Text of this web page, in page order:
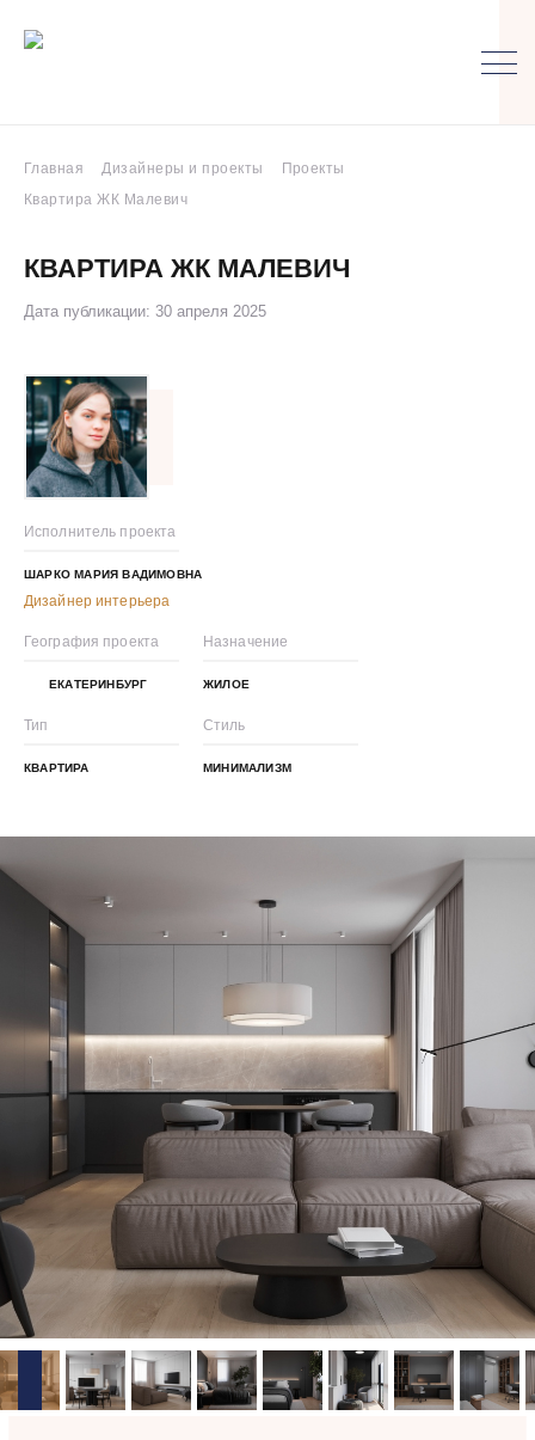
Главная Дизайнеры и проекты
Проекты
Квартира ЖК Малевич
КВАРТИРА ЖК МАЛЕВИЧ
Дата публикации: 30 апреля 2025
Исполнитель проекта
ШАРКО МАРИЯ ВАДИМОВНА
Дизайнер интерьера
География проекта
ЕКАТЕРИНБУРГ
Назначение
ЖИЛОЕ
Тип
КВАРТИРА
Стиль
МИНИМАЛИЗМ